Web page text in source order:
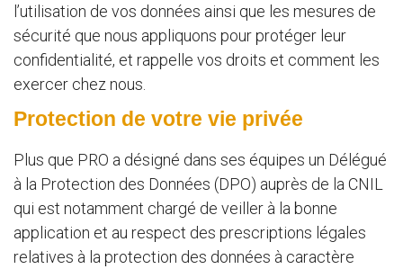
l’utilisation de vos données ainsi que les mesures de
sécurité que nous appliquons pour protéger leur
confidentialité, et rappelle vos droits et comment les
exercer chez nous.
Protection de votre vie privée
Plus que PRO a désigné dans ses équipes un Délégué
à la Protection des Données (DPO) auprès de la CNIL
qui est notamment chargé de veiller à la bonne
application et au respect des prescriptions légales
relatives à la protection des données à caractère